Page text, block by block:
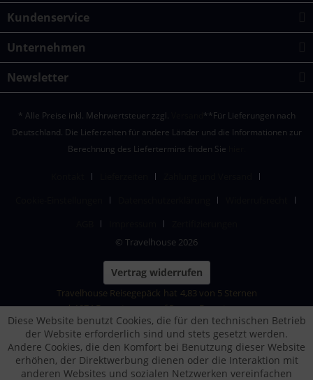
Kundenservice
Unternehmen
Newsletter
* Alle Preise inkl. Mehrwertsteuer zzgl.
**Für Lieferungen nach
Deutschland. Die Lieferzeiten für andere Länder und die Informationen zur
Berechnung des Liefertermins finden Sie
© Travelhouse 2026
Vertrag widerrufen
Travelhouse Reisegepäck hat 4,83 von 5 Sternen
|1874Bewertungen auf ProvenExpert.com
Diese Website benutzt Cookies, die für den technischen Betrieb
der Website erforderlich sind und stets gesetzt werden.
Andere Cookies, die den Komfort bei Benutzung dieser Website
erhöhen, der Direktwerbung dienen oder die Interaktion mit
anderen Websites und sozialen Netzwerken vereinfachen